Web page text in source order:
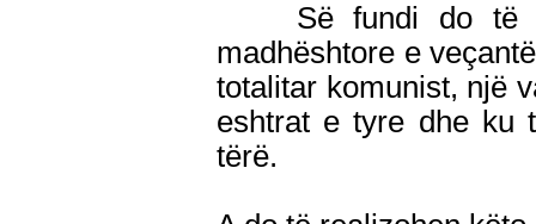
Së fundi do të
madhështore e
totalitar komunist, një
eshtrat e tyre dhe ku
tërë.